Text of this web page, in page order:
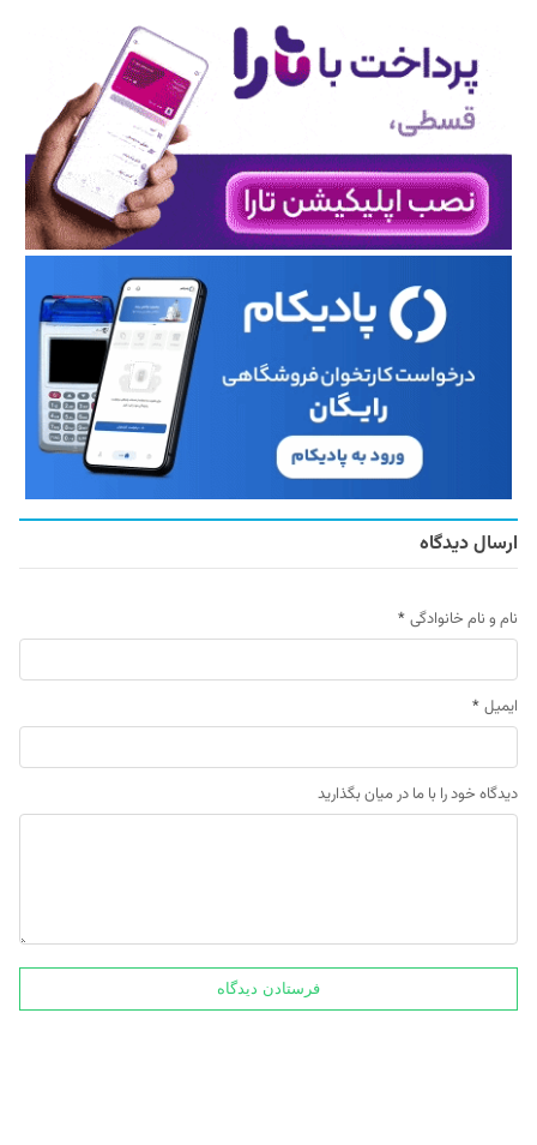
ارسال دیدگاه
نام و نام خانوادگی *
ایمیل *
دیدگاه خود را با ما در میان بگذارید